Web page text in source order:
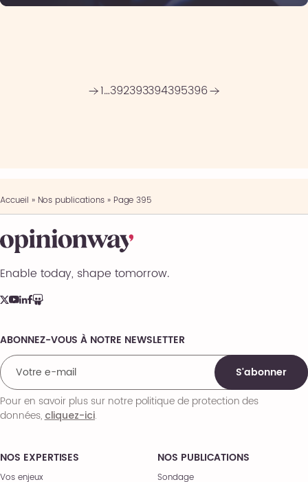
1…392393394395396
Accueil » Nos publications» Page 395
Enable today, shape tomorrow.
NOS EXPERTISES
Vos enjeux
NOS PUBLICATIONS
Sondage
Comments
ABONNEZ-VOUS À NOTRE NEWSLETTER
S'abonner
Pour en savoir plus sur notre politique de protection des
données,cliquez-ici.